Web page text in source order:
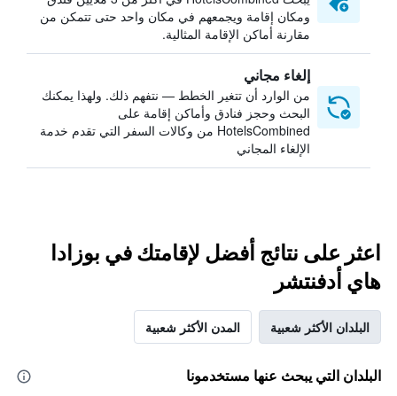
ومكان إقامة ويجمعهم في مكان واحد حتى تتمكن من
مقارنة أماكن الإقامة المثالية.
إلغاء مجاني
من الوارد أن تتغير الخطط — نتفهم ذلك. ولهذا يمكنك
البحث وحجز فنادق وأماكن إقامة على
HotelsCombined من وكالات السفر التي تقدم خدمة
الإلغاء المجاني
اعثر على نتائج أفضل لإقامتك في بوزادا
هاي أدفنتشر
البلدان الأكثر شعبية المدن الأكثر شعبية
البلدان التي يبحث عنها مستخدمونا